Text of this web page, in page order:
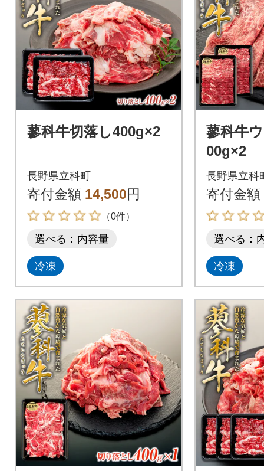
蓼科牛切落し400g×2
長野県立科町
寄付金額 14,500円
（0件）
選べる：内容量
冷凍
蓼科牛
00g×2
長野県立科
寄付金額
選べる：
冷凍